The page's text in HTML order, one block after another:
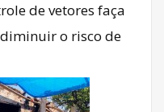
de vetores faça
o risco de